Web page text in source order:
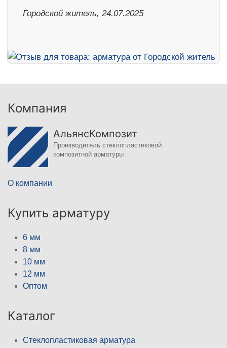
Городской житель, 24.07.2025
Компания
АльянсКомпозит
Производитель стеклопластиковой
композитной арматуры
О компании
Купить арматуру
6 мм
8 мм
10 мм
12 мм
Оптом
Каталог
Стеклопластиковая арматура